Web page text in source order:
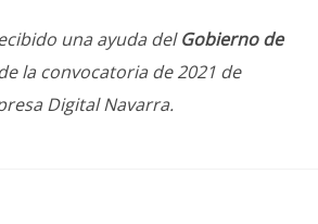
una ayuda delGobierno de
la convocatoria de 2021 de
Digital Navarra.